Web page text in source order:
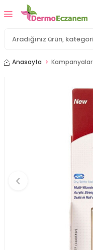
Anasayfa Kampanyalar